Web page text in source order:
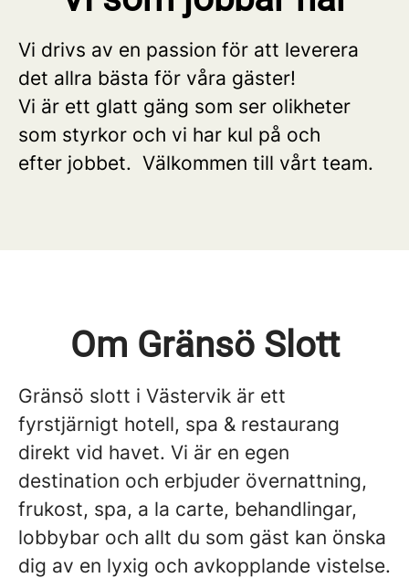
Vi drivs av en passion för att leverera
det allra bästa för våra gäster!
Vi är ett glatt gäng som ser olikheter
som styrkor och vi har kul på och
efter jobbet. Välkommen till vårt team.
Om Gränsö Slott
Gränsö slott i Västervik är ett
fyrstjärnigt hotell, spa & restaurang
direkt vid havet. Vi är en egen
destination och erbjuder övernattning,
frukost, spa, a la carte, behandlingar,
lobbybar och allt du som gäst kan önska
dig av en lyxig och avkopplande vistelse.